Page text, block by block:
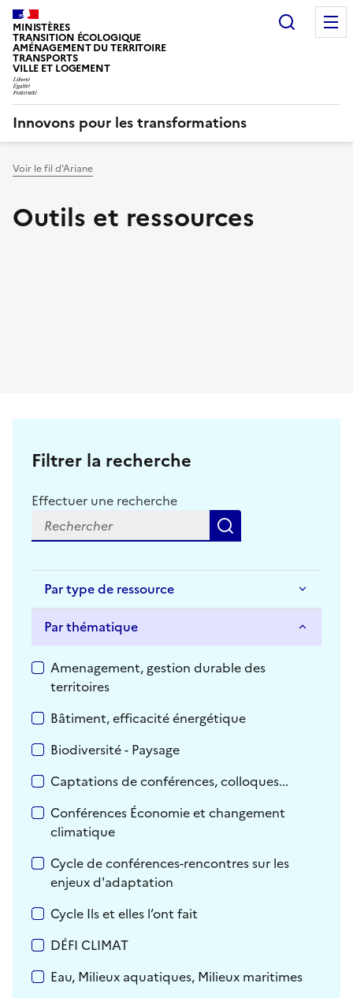
MINISTÈRES
TRANSITION ÉCOLOGIQUE
AMÉNAGEMENT DU TERRITOIRE
TRANSPORTS
VILLE ET LOGEMENT
Innovons pour les transformations
Voir le fil d'Ariane
Outils et ressources
Filtrer la recherche
Effectuer une recherche
Par type de ressource
Par thématique
Par thématique
Amenagement, gestion durable des
territoires
Bâtiment, efficacité énergétique
Biodiversité - Paysage
Captations de conférences, colloques...
Conférences Économie et changement
climatique
Cycle de conférences-rencontres sur les
enjeux d'adaptation
Cycle Ils et elles l’ont fait
DÉFI CLIMAT
Eau, Milieux aquatiques, Milieux maritimes